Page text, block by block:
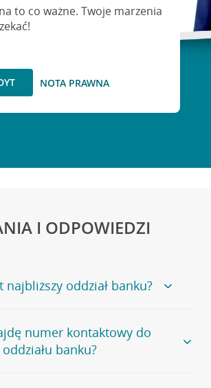
to co ważne. Twoje marzenia
NOTA PRAWNA
I ODPOWIEDZI
najbliższy oddział banku?
naszego banku, zapraszamy na
, na której znajduje się
numer kontaktowy do
oddziału banku?